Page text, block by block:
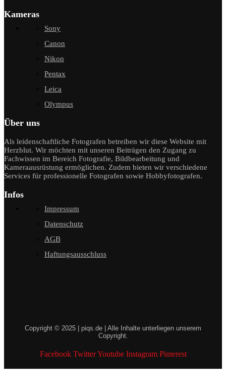
Kameras
Sony
Canon
Nikon
Pentax
Leica
Olympus
Über uns
Als leidenschaftliche Fotografen betreiben wir diese Website mit
Herzblut. Wir möchten mit unseren Beiträgen den Zugang zu
Fachwissen im Bereich Fotografie, Bildbearbeitung und
Kameraausrüstung ermöglichen. Zudem bieten wir verschiedene
Services für professionelle Fotografen sowie Hobbyfotografen.
Infos
Impressum
Datenschutz
AGB
Haftungsausschluss
Copyright © 2025 | piqs.de | Alle Inhalte unterliegen unserem
Copyright.
Facebook Twitter Youtube Instagram Pinterest